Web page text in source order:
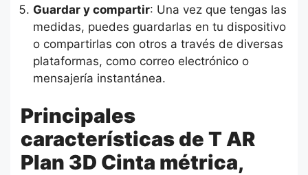
Guardar y compartir: Una vez que tengas las
medidas, puedes guardarlas en tu dispositivo
o compartirlas con otros a través de diversas
plataformas, como correo electrónico o
mensajería instantánea.
Principales
características de T AR
Plan 3D Cinta métrica,